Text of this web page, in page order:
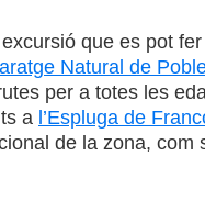
que es pot
Natural de
per a totes les
a l’Espluga de
de la zona, com